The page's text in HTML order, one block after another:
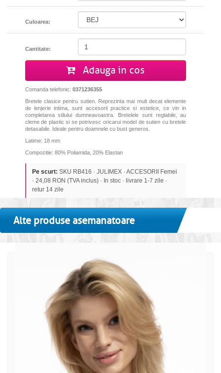
Culoarea:
Cantitate:
Adauga in cos
Comanda telefonic: 0371236355
Bretele clasice pentru sutien. Reprezinta mai mult decat elemente
de lenjerie intima, sunt accesorii practice si estetice, ce vin in
completarea stilului dumneavoastra. Bretelele sunt reglabile, au
cleme de plastic si se potrivesc oricarui model de sutien cu bretele
detasabile. Ideale pentru doamnele cu bust generos.
Latime: 18 mm
Compozitie: 80% Poliamida, 20% Elastan
Pe scurt: SKU RB416 · JULIMEX · ACCESORII Femei
· 24,08 RON (TVA inclus) · In stoc · livrare 1-7 zile ·
retur 14 zile
Alte produse asemanatoare